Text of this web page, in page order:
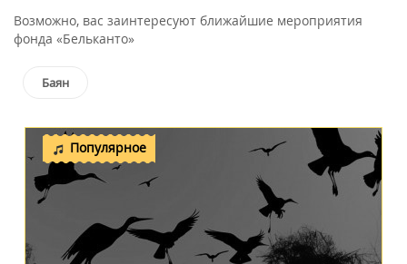
Возможно, вас заинтересуют ближайшие мероприятия
фонда «Бельканто»
Баян
Популярное